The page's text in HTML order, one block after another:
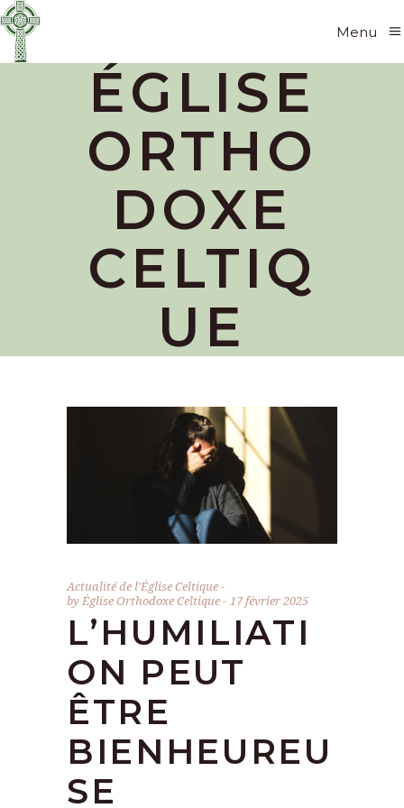
Menu
ÉGLISE
ORTHO
DOXE
CELTIQ
UE
Actualité de l'Église Celtique
byÉglise Orthodoxe Celtique 17 février 2025
L’HUMILIATI
ON PEUT
ÊTRE
BIENHEUREU
SE